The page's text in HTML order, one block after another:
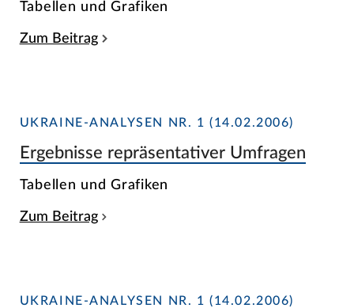
Tabellen und Grafiken
Zum Beitrag
UKRAINE-ANALYSEN NR. 1 (14.02.2006)
Ergebnisse repräsentativer Umfragen
Tabellen und Grafiken
Zum Beitrag
UKRAINE-ANALYSEN NR. 1 (14.02.2006)